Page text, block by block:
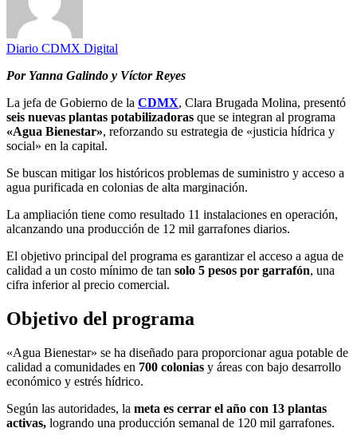
Diario CDMX Digital
Por Yanna Galindo y Víctor Reyes
La jefa de Gobierno de la CDMX, Clara Brugada Molina, presentó
seis nuevas plantas potabilizadoras que se integran al programa
«Agua Bienestar», reforzando su estrategia de «justicia hídrica y
social» en la capital.
Se buscan mitigar los históricos problemas de suministro y acceso a
agua purificada en colonias de alta marginación.
La ampliación tiene como resultado 11 instalaciones en operación,
alcanzando una producción de 12 mil garrafones diarios.
El objetivo principal del programa es garantizar el acceso a agua de
calidad a un costo mínimo de tan solo 5 pesos por garrafón, una
cifra inferior al precio comercial.
Objetivo del programa
«Agua Bienestar» se ha diseñado para proporcionar agua potable de
calidad a comunidades en 700 colonias y áreas con bajo desarrollo
económico y estrés hídrico.
Según las autoridades, la meta es cerrar el año con 13 plantas
activas, logrando una producción semanal de 120 mil garrafones.